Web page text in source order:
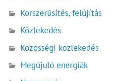
Korszerűsítés, felújítás
Közlekedés
Közösségi közlekedés
Megújuló energiák